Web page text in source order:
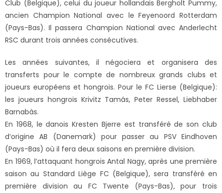
Club (Belgique), celui du joueur hollandais Bergholt Pummy,
ancien Champion National avec le Feyenoord Rotterdam
(Pays-Bas). Il passera Champion National avec Anderlecht
RSC durant trois années consécutives.
Les années suivantes, il négociera et organisera des
transferts pour le compte de nombreux grands clubs et
joueurs européens et hongrois. Pour le FC Lierse (Belgique):
les joueurs hongrois Krivitz Tamás, Peter Ressel, Liebhaber
Barnabàs.
En 1968, le danois Kresten Bjerre est transféré de son club
d’origine AB (Danemark) pour passer au PSV Eindhoven
(Pays-Bas) où il fera deux saisons en première division.
En 1969, l’attaquant hongrois Antal Nagy, après une première
saison au Standard Liège FC (Belgique), sera transféré en
première division au FC Twente (Pays-Bas), pour trois